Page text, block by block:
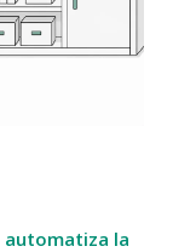
automatiza la